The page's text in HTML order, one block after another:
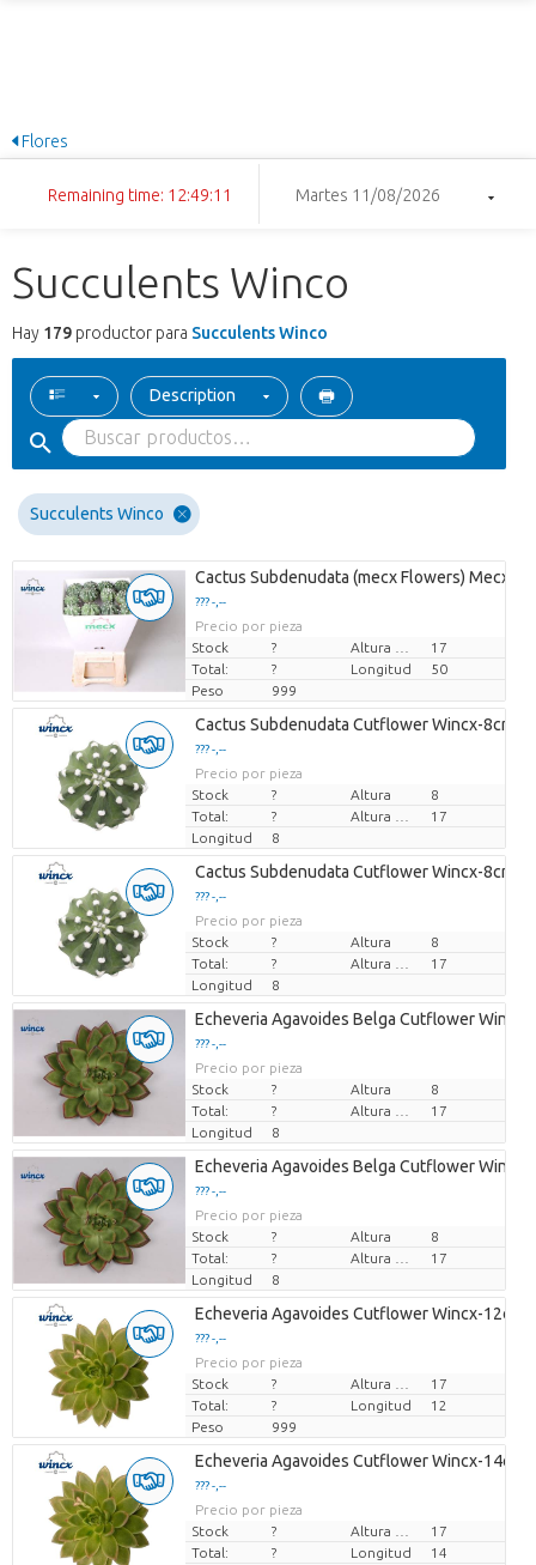
Flores
Remaining time: 12:49:10 Martes 11/08/2026
Succulents Winco
Hay 179 productor para Succulents Winco
Description
Succulents Winco
Cactus Subdenudata (mecx Flowers) Mecx-
??? -,--
Precio por pieza
Stock
?
17
Total:
? Longitud
50
Peso
999
Cactus Subdenudata Cutflower Wincx-8cm
??? -,--
Precio por pieza
Stock
? Altura
8
Total:
?
17
Longitud
8
Cactus Subdenudata Cutflower Wincx-8cm
??? -,--
Precio por pieza
Stock
? Altura
8
Total:
?
17
Longitud
8
Echeveria Agavoides Belga Cutflower Wincx-
??? -,--
Precio por pieza
Stock
? Altura
8
Total:
?
17
Longitud
8
Echeveria Agavoides Belga Cutflower Wincx-
??? -,--
Precio por pieza
Stock
? Altura
8
Total:
?
17
Longitud
8
Echeveria Agavoides Cutflower Wincx-12cm
??? -,--
Precio por pieza
Stock
?
17
Total:
? Longitud
12
Peso
999
Echeveria Agavoides Cutflower Wincx-14cm
??? -,--
Precio por pieza
Stock
?
17
Total:
? Longitud
14